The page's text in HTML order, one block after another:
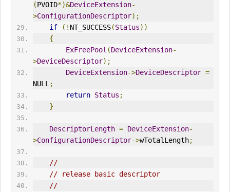
(PVOID*)&DeviceExtension-
>ConfigurationDescriptor);
if
(! NT_SUCCESS(Status))
{
ExFreePool (DeviceExtension-
>DeviceDescriptor);
DeviceExtension->DeviceDescriptor =
NULL;
return Status ;
}
DescriptorLength = DeviceExtension-
>ConfigurationDescriptor->wTotalLength;
//
// release basic descriptor
//